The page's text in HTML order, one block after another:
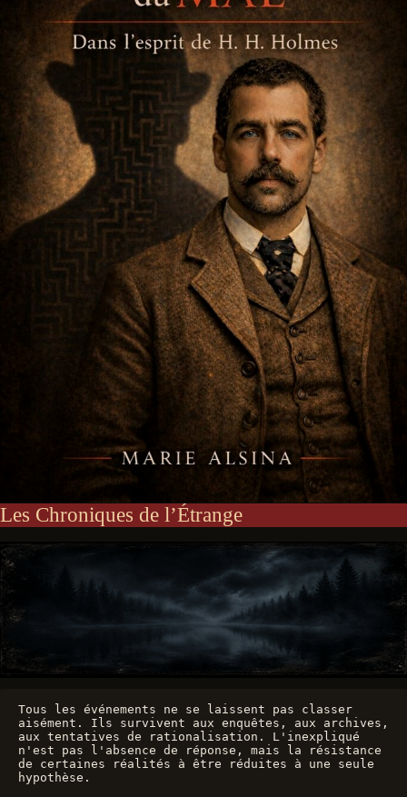
Les Chroniques de l’Étrange
Tous les événements ne se laissent pas classer
aisément. Ils survivent aux enquêtes, aux archives,
aux tentatives de rationalisation. L'inexpliqué
n'est pas l'absence de réponse, mais la résistance
de certaines réalités à être réduites à une seule
hypothèse.